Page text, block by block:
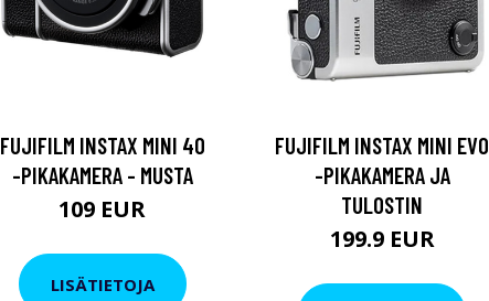
FUJIFILM INSTAX MINI 40
-PIKAKAMERA - MUSTA
109 EUR
LISÄTIETOJA
FUJIFILM INSTAX MINI EVO
-PIKAKAMERA JA
TULOSTIN
199.9 EUR